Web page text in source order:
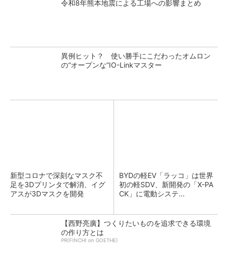
令和8年熊本地震による工場への影響まとめ
異例ヒット？ 使い勝手にこだわったオムロン
の“オープンな”IO-Linkマスター
新型コロナで深刻なマスク不
足を3Dプリンタで解消、イグ
アスが3Dマスクを開発
BYDの軽EV「ラッコ」は世界
初の軽SDV、新開発の「X-PA
CK」に電動システ...
【西野亮廣】つくりたいものを追求できる環境
の作り方とは
PR(FINCHI on GOETHE)